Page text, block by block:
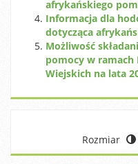
afrykańskiego
Informacja dla
dotycząca
Możliwość
pomocy w ramach
Wiejskich na lata
Rozmiar